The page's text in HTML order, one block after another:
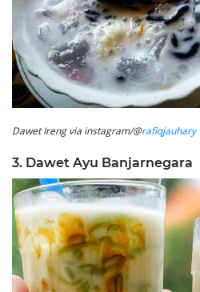
Dawet Ireng via instagram/@rafiqjauhary
3. Dawet Ayu Banjarnegara